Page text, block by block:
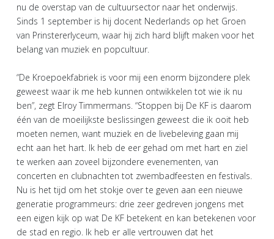
nu de overstap van de cultuursector naar het onderwijs.
Sinds 1 september is hij docent Nederlands op het Groen
van Prinstererlyceum, waar hij zich hard blijft maken voor het
belang van muziek en popcultuur.
“De Kroepoekfabriek is voor mij een enorm bijzondere plek
geweest waar ik me heb kunnen ontwikkelen tot wie ik nu
ben”, zegt Elroy Timmermans. “Stoppen bij De KF is daarom
één van de moeilijkste beslissingen geweest die ik ooit heb
moeten nemen, want muziek en de livebeleving gaan mij
echt aan het hart. Ik heb de eer gehad om met hart en ziel
te werken aan zoveel bijzondere evenementen, van
concerten en clubnachten tot zwembadfeesten en festivals.
Nu is het tijd om het stokje over te geven aan een nieuwe
generatie programmeurs: drie zeer gedreven jongens met
een eigen kijk op wat De KF betekent en kan betekenen voor
de stad en regio. Ik heb er alle vertrouwen dat het